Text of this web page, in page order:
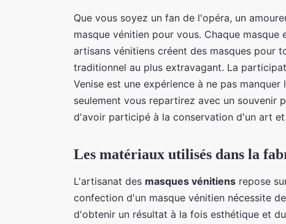
Que vous soyez un fan de l'opéra, un
masque vénitien pour vous. Chaque
artisans vénitiens créent des masques pour
traditionnel au plus extravagant. La
Venise est une expérience à ne pas
seulement vous repartirez avec un souvenir
d'avoir participé à la conservation d'un art
Les matériaux utilisés dans la
L'artisanat des masques vénitiens repose
confection d'un masque vénitien nécessite
d'obtenir un résultat à la fois esthétique et